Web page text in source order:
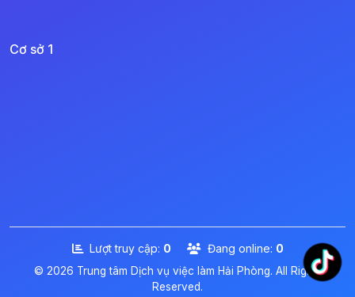
Cơ sở 1
Lượt truy cập: 0 Đang online: 0
© 2026 Trung tâm Dịch vụ việc làm Hải Phòng. All Rights
Reserved.